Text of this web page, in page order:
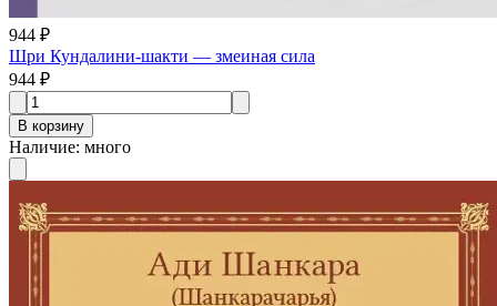
944 ₽
Шри Кундалини-шакти — змеиная сила
944 ₽
В корзину
Наличие: много